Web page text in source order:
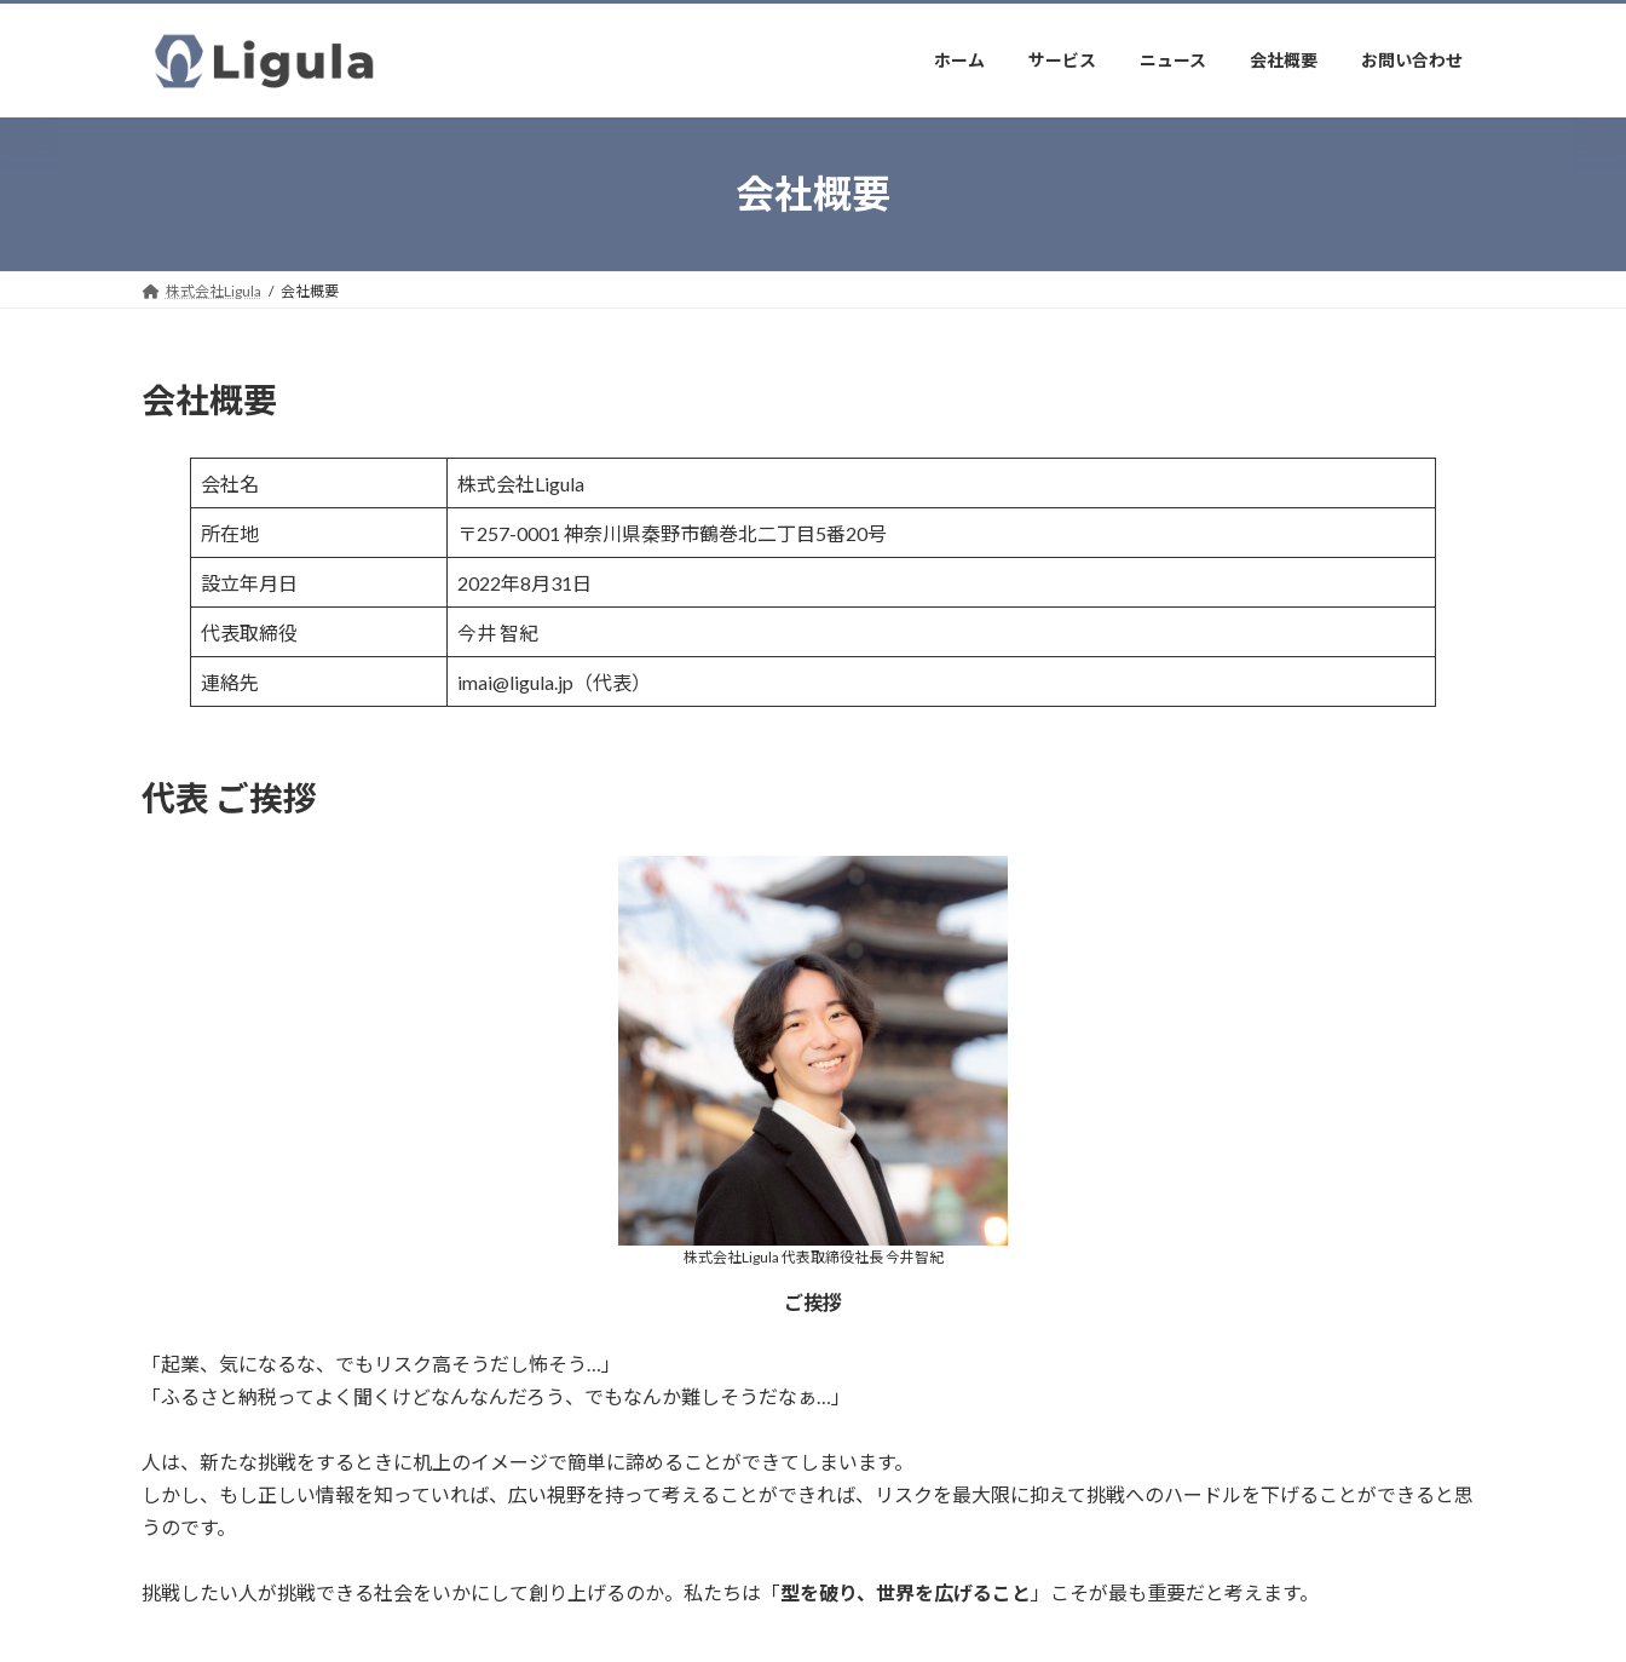
プ
動
ホーム サービス ニュース 会社概要 お問い合わせ
会社概要
株式会社Ligula 会社概要
会社概要
会社名 株式会社Ligula
所在地 〒257-0001 神奈川県秦野市鶴巻北二丁目5番20号
設立年月日 2022年8月31日
代表取締役 今井 智紀
連絡先 imai@ligula.jp（代表）
代表 ご挨拶
株式会社Ligula 代表取締役社長 今井智紀
ご挨拶
「起業、気になるな、でもリスク高そうだし怖そう…」
「ふるさと納税ってよく聞くけどなんなんだろう、でもなんか難しそうだなぁ…」
人は、新たな挑戦をするときに机上のイメージで簡単に諦めることができてしまいます。
しかし、もし正しい情報を知っていれば、広い視野を持って考えることができれば、リスクを最大限に抑えて挑戦へのハードルを下げることができると思
うのです。
挑戦したい人が挑戦できる社会をいかにして創り上げるのか。私たちは「型を破り、世界を広げること 」こそが最も重要だと考えます。